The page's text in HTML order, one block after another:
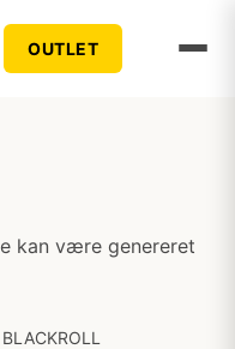
OUTLET
kan være genereret
BLACKROLL